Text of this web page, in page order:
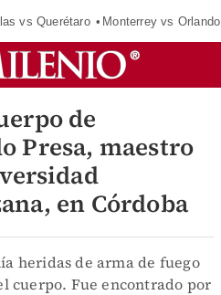
vs Querétaro Monterrey vs Orlando
de
Presa, maestro
en Córdoba
heridas de arma de fuego
cuerpo. Fue encontrado por